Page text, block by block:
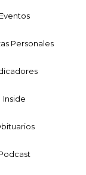
Eventos
Personales
Inside